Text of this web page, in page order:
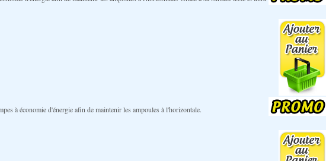
à économie d'énergie afin de maintenir les ampoules à l'horizontale.